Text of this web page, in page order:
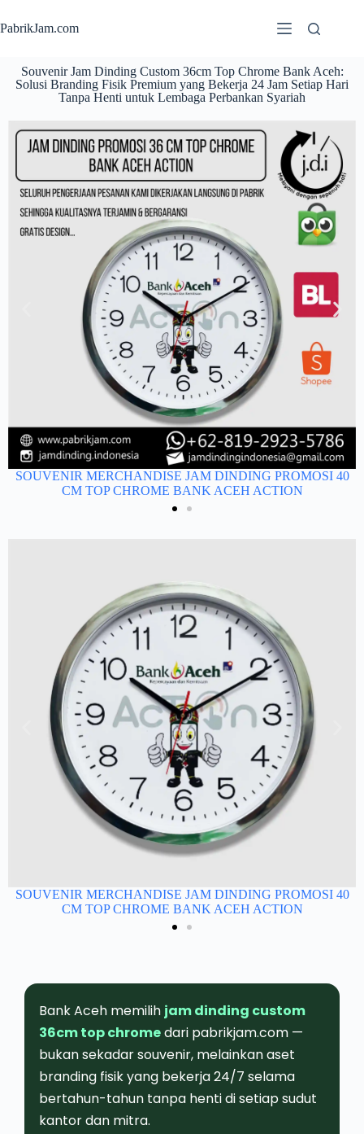
PabrikJam.com
Souvenir Jam Dinding Custom 36cm Top Chrome Bank Aceh:
Solusi Branding Fisik Premium yang Bekerja 24 Jam Setiap Hari
Tanpa Henti untuk Lembaga Perbankan Syariah
SOUVENIR MERCHANDISE JAM DINDING PROMOSI 40
CM TOP CHROME BANK ACEH ACTION
SOUVENIR MERCHANDISE JAM DINDING PROMOSI 40
CM TOP CHROME BANK ACEH ACTION
Bank Aceh memilih jam dinding custom
36cm top chromedari pabrikjam.com —
bukan sekadar souvenir, melainkan aset
branding fisik yang bekerja 24/7 selama
bertahun-tahun tanpa henti di setiap sudut
kantor dan mitra.